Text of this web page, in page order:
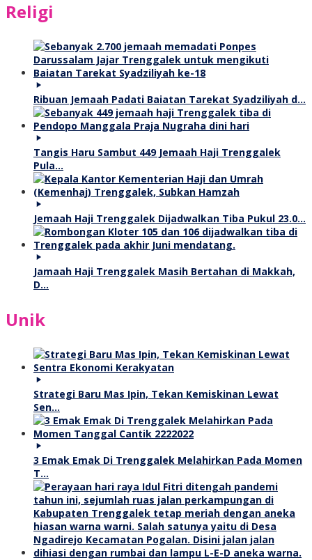
Religi
Ribuan Jemaah Padati Baiatan Tarekat Syadziliyah d…
Tangis Haru Sambut 449 Jemaah Haji Trenggalek
Pula…
Jemaah Haji Trenggalek Dijadwalkan Tiba Pukul 23.0…
Jamaah Haji Trenggalek Masih Bertahan di Makkah,
D…
Unik
Strategi Baru Mas Ipin, Tekan Kemiskinan Lewat
Sen…
3 Emak Emak Di Trenggalek Melahirkan Pada Momen
T…